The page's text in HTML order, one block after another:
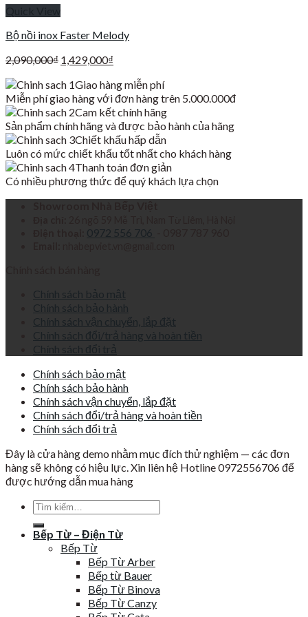
Bộ nồi inox Faster Melody
2,090,000₫ Giá
là:
2,090,000₫.
1,429,000₫
tại
là:
1,429,000₫.
Giao hàng miễn phí
Miễn phí giao hàng với đơn hàng trên 5.000.000đ
Cam kết chính hãng
Sản phẩm chính hãng và được bảo hành của hãng
Chiết khấu hấp dẫn
Luôn có mức chiết khấu tốt nhất cho khách hàng
Thanh toán đơn giản
Có nhiều phương thức để quý khách lựa chọn
0972 556 706
Chính sách bảo mật
Chính sách bảo hành
Chính sách vận chuyển, lắp đặt
Chính sách đổi/trả hàng và hoàn tiền
Chính sách đổi trả
Chính sách bảo mật
Chính sách bảo hành
Chính sách vận chuyển, lắp đặt
Chính sách đổi/trả hàng và hoàn tiền
Chính sách đổi trả
Đây là cửa hàng demo nhằm mục đích thử nghiệm — các đơn
hàng sẽ không có hiệu lực. Xin liên hệ Hotline 0972556706 để
được hướng dẫn mua hàng
Tìm
kiếm:
Bếp Từ – Điện Từ
Bếp Từ
Bếp Từ Arber
Bếp từ Bauer
Bếp Từ Binova
Bếp Từ Canzy